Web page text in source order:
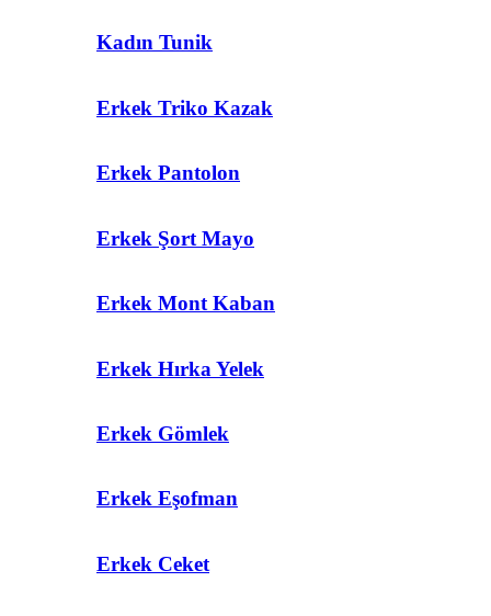
Kadın Tunik
Erkek Triko Kazak
Erkek Pantolon
Erkek Şort Mayo
Erkek Mont Kaban
Erkek Hırka Yelek
Erkek Gömlek
Erkek Eşofman
Erkek Ceket